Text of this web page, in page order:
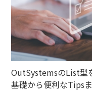
OutSystemsのList型
基礎から便利なTips